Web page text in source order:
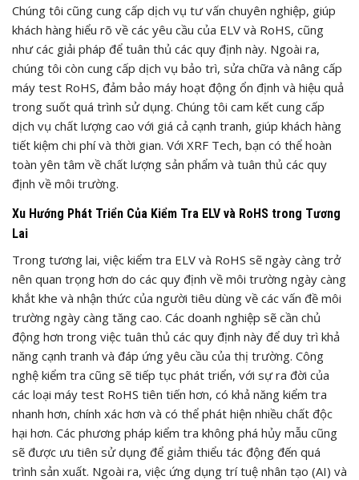
Chúng tôi cũng cung cấp dịch vụ tư vấn chuyên nghiệp, giúp
khách hàng hiểu rõ về các yêu cầu của ELV và RoHS, cũng
như các giải pháp để tuân thủ các quy định này. Ngoài ra,
chúng tôi còn cung cấp dịch vụ bảo trì, sửa chữa và nâng cấp
máy test RoHS, đảm bảo máy hoạt động ổn định và hiệu quả
trong suốt quá trình sử dụng. Chúng tôi cam kết cung cấp
dịch vụ chất lượng cao với giá cả cạnh tranh, giúp khách hàng
tiết kiệm chi phí và thời gian. Với XRF Tech, bạn có thể hoàn
toàn yên tâm về chất lượng sản phẩm và tuân thủ các quy
định về môi trường.
Xu Hướng Phát Triển Của Kiểm Tra ELV và RoHS trong Tương
Lai
Trong tương lai, việc kiểm tra ELV và RoHS sẽ ngày càng trở
nên quan trọng hơn do các quy định về môi trường ngày càng
khắt khe và nhận thức của người tiêu dùng về các vấn đề môi
trường ngày càng tăng cao. Các doanh nghiệp sẽ cần chủ
động hơn trong việc tuân thủ các quy định này để duy trì khả
năng cạnh tranh và đáp ứng yêu cầu của thị trường. Công
nghệ kiểm tra cũng sẽ tiếp tục phát triển, với sự ra đời của
các loại máy test RoHS tiên tiến hơn, có khả năng kiểm tra
nhanh hơn, chính xác hơn và có thể phát hiện nhiều chất độc
hại hơn. Các phương pháp kiểm tra không phá hủy mẫu cũng
sẽ được ưu tiên sử dụng để giảm thiểu tác động đến quá
trình sản xuất. Ngoài ra, việc ứng dụng trí tuệ nhân tạo (AI) và